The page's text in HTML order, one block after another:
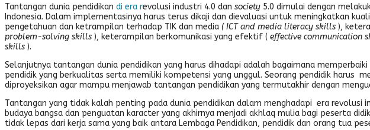
Tantangan dunia pendidikan di era revolusi industri 4.0 dan society 5.0 dimulai dengan
Indonesia. Dalam implementasinya harus terus dikaji dan dievaluasi untuk meningkatkan
pengetahuan dan ketrampilan terhadap TIK dan media ( ICT and media literacy skills ),
problem-solving skills ), keterampilan berkomunikasi yang efektif ( effective communication
skills ).
Selanjutnya tantangan dunia pendidikan yang harus dihadapi adalah bagaimana
pendidik yang berkualitas serta memiliki kompetensi yang unggul. Seorang pendidik
diproyeksikan agar mampu menjawab tantangan pendidikan yang termutakhir dengan
Tantangan yang tidak kalah penting pada dunia pendidikan dalam menghadapi era revolusi
budaya bangsa dan penguatan karacter yang akhirnya menjadi akhlaq mulia bagi peserta
tidak lepas dari kerja sama yang baik antara Lembaga Pendidikan, pendidik dan orang tua